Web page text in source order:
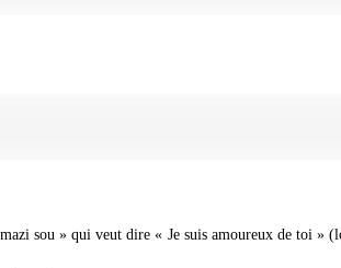
sou » qui veut dire « Je suis amoureux de toi »